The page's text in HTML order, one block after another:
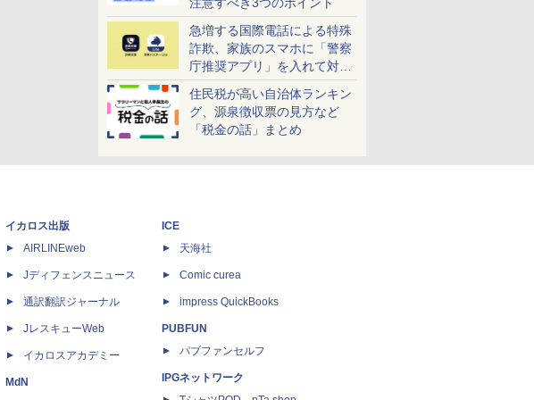
急増する国際電話による特殊
詐欺、家族のスマホに「警察
庁推奨アプリ」を入れて対策
しよう！
住民税が高い自治体ランキン
グ、源泉徴収票の見方など
「税金の話」まとめ
イカロス出版
AIRLINEweb
Jディフェンスニュース
通訳翻訳ジャーナル
JレスキューWeb
イカロスアカデミー
MdN
ICE
天海社
Comic curea
impress QuickBooks
PUBFUN
パブファンセルフ
IPGネットワーク